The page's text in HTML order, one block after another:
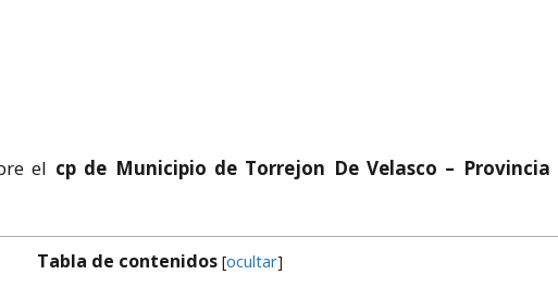
el cp de Municipio de Torrejon De Velasco – Provincia
Tabla de contenidos [ocultar]